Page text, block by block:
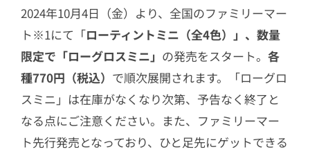
2024年10月4日（金）より、全国のファミリーマー
ト※1にて「ローティントミニ（全4色）」、数量
限定で「ローグロスミニ」 の発売をスタート。 各
種770円（税込） で順次展開されます。「ローグロ
スミニ」は在庫がなくなり次第、予告なく終了と
なる点にご注意ください。また、ファミリーマー
ト先行発売となっており、ひと足先にゲットできる